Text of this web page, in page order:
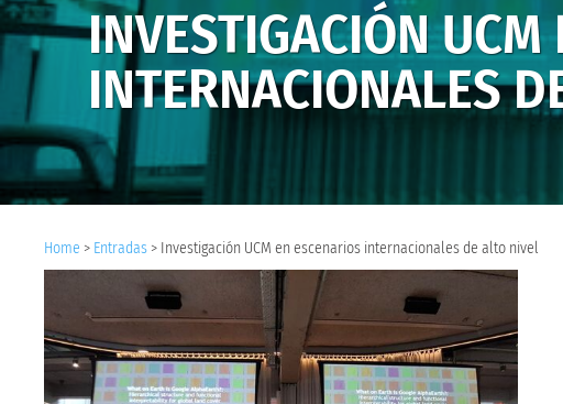
INVESTIGACIÓN UCM
INTERNACIONALES
Home > Entradas > Investigación UCM en escenarios internacionales de alto nivel